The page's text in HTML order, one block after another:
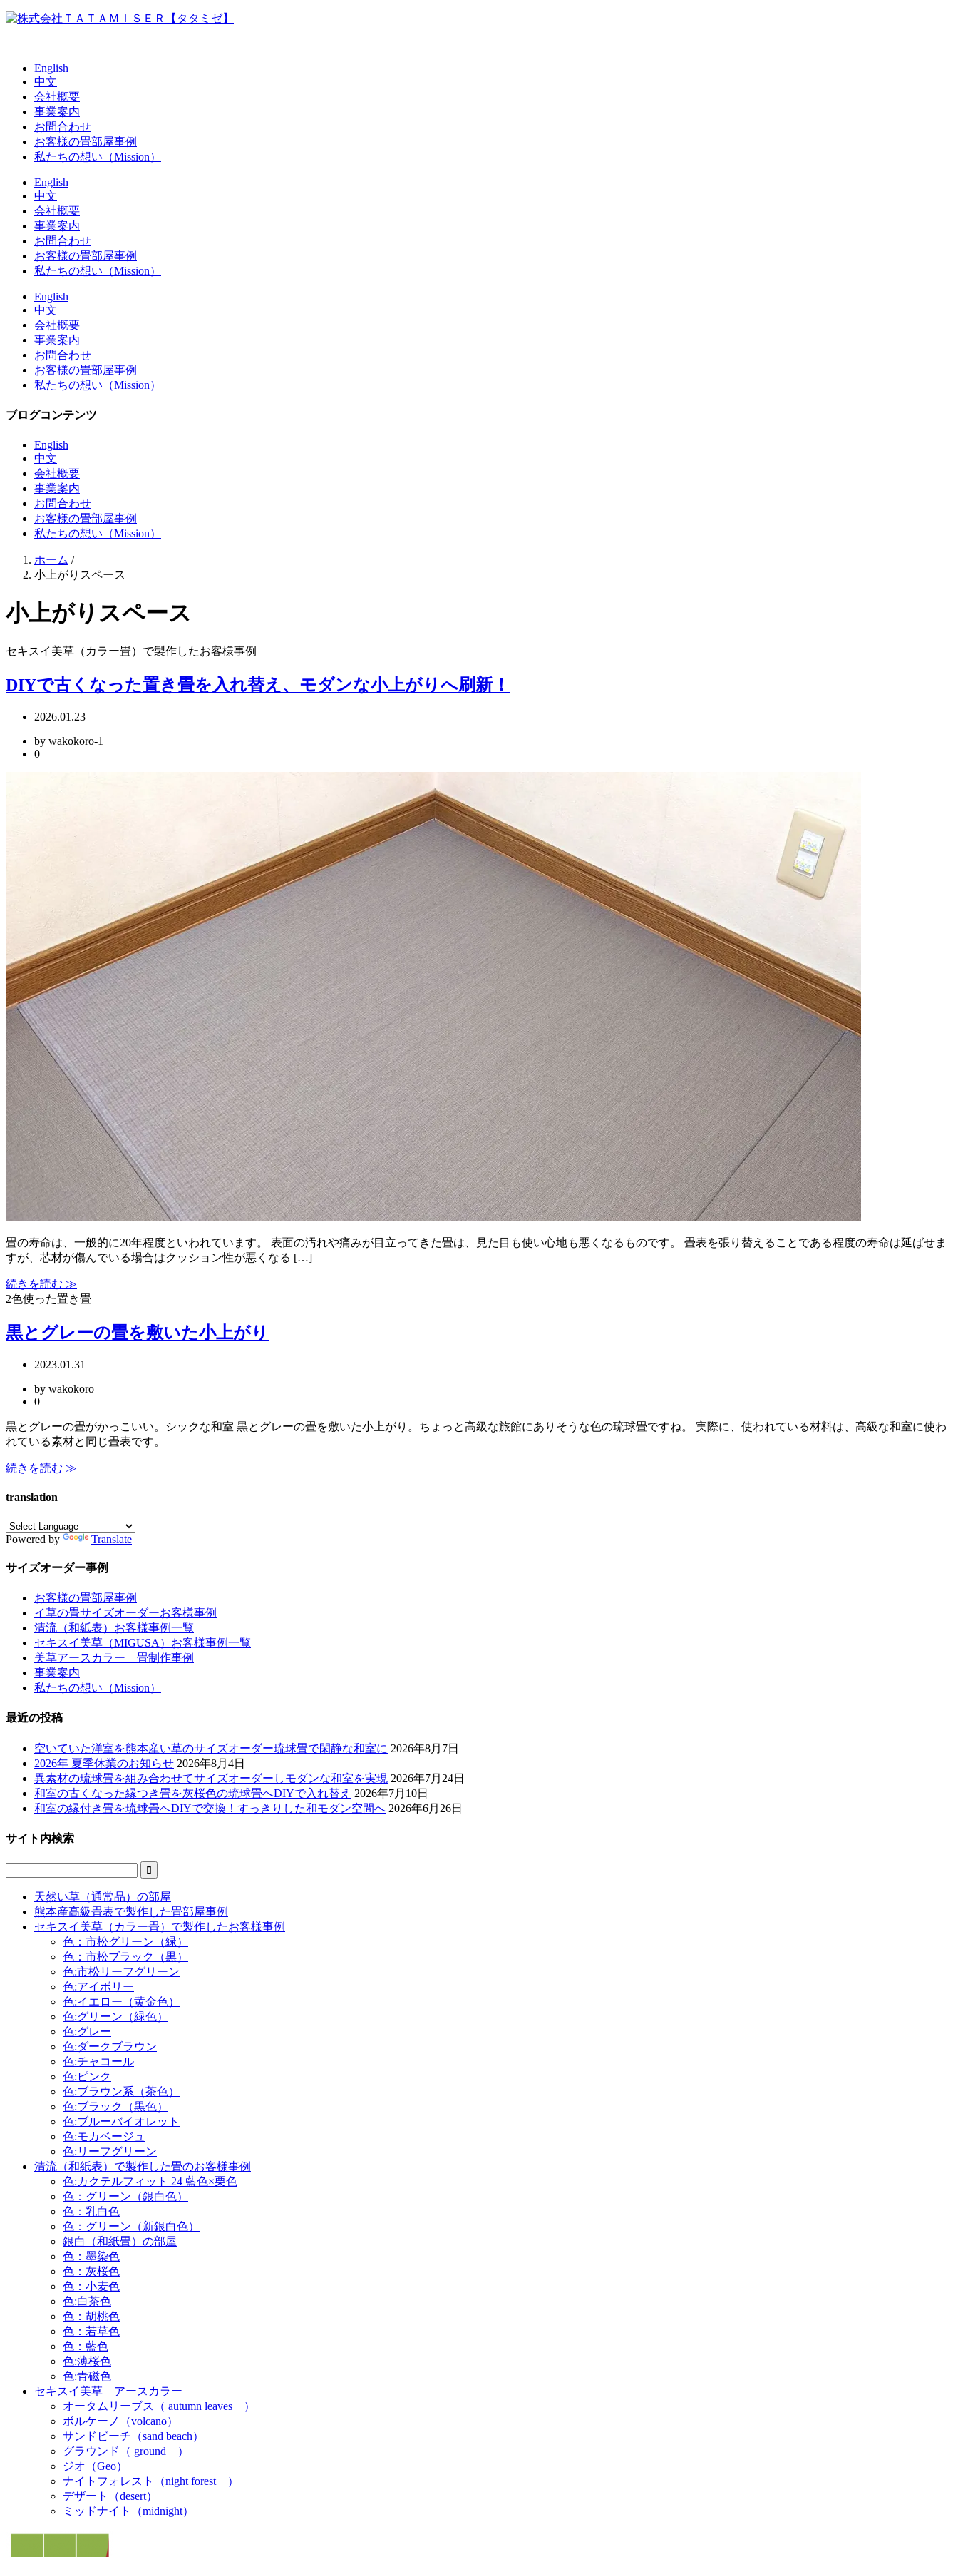
English
中文
会社概要
事業案内
お問合わせ
お客様の畳部屋事例
私たちの想い（Mission）
English
中文
会社概要
事業案内
お問合わせ
お客様の畳部屋事例
私たちの想い（Mission）
English
中文
会社概要
事業案内
お問合わせ
お客様の畳部屋事例
私たちの想い（Mission）
ブログコンテンツ
English
中文
会社概要
事業案内
お問合わせ
お客様の畳部屋事例
私たちの想い（Mission）
ホーム /
小上がりスペース
小上がりスペース
セキスイ美草（カラー畳）で製作したお客様事例
DIYで古くなった置き畳を入れ替え、モダンな小上がりへ刷新！
2026.01.23
by wakokoro-1
0
畳の寿命は、一般的に20年程度といわれています。 表面の汚れや痛みが目立ってきた畳は、見た目も使い心地も悪くなるものです。 畳表を張り替えることである程度の寿命は延ばせま
すが、芯材が傷んでいる場合はクッション性が悪くなる […]
続きを読む ≫
2色使った置き畳
黒とグレーの畳を敷いた小上がり
2023.01.31
by wakokoro
0
黒とグレーの畳がかっこいい。シックな和室 黒とグレーの畳を敷いた小上がり。ちょっと高級な旅館にありそうな色の琉球畳ですね。 実際に、使われている材料は、高級な和室に使わ
れている素材と同じ畳表です。
続きを読む ≫
translation
Powered by Translate
サイズオーダー事例
お客様の畳部屋事例
イ草の畳サイズオーダーお客様事例
清流（和紙表）お客様事例一覧
セキスイ美草（MIGUSA）お客様事例一覧
美草アースカラー 畳制作事例
事業案内
私たちの想い（Mission）
最近の投稿
空いていた洋室を熊本産い草のサイズオーダー琉球畳で閑静な和室に 2026年8月7日
2026年 夏季休業のお知らせ 2026年8月4日
異素材の琉球畳を組み合わせてサイズオーダーしモダンな和室を実現 2026年7月24日
和室の古くなった縁つき畳を灰桜色の琉球畳へDIYで入れ替え 2026年7月10日
和室の縁付き畳を琉球畳へDIYで交換！すっきりした和モダン空間へ 2026年6月26日
サイト内検索

天然い草（通常品）の部屋
熊本産高級畳表で製作した畳部屋事例
セキスイ美草（カラー畳）で製作したお客様事例
色：市松グリーン（緑）
色：市松ブラック（黒）
色:市松リーフグリーン
色:アイボリー
色:イエロー（黄金色）
色:グリーン（緑色）
色:グレー
色:ダークブラウン
色:チャコール
色:ピンク
色:ブラウン系（茶色）
色:ブラック（黒色）
色:ブルーバイオレット
色:モカベージュ
色:リーフグリーン
清流（和紙表）で製作した畳のお客様事例
色:カクテルフィット 24 藍色×栗色
色：グリーン（銀白色）
色：乳白色
色：グリーン（新銀白色）
銀白（和紙畳）の部屋
色：墨染色
色：灰桜色
色：小麦色
色:白茶色
色：胡桃色
色：若草色
色：藍色
色:薄桜色
色:青磁色
セキスイ美草 アースカラー
オータムリーブス（ autumn leaves ）
ボルケーノ（volcano）
サンドビーチ（sand beach）
グラウンド（ ground ）
ジオ（Geo）
ナイトフォレスト（night forest ）
デザート（desert）
ミッドナイト（midnight）